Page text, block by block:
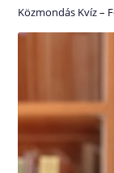
Közmondás Kvíz –